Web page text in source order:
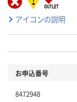
アイコンの説明
お申込番号
8472948